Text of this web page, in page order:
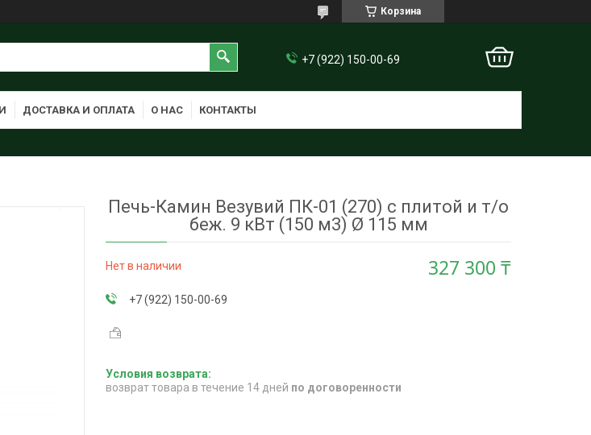
Корзина
+7 (922) 150-00-69
ДОСТАВКА И ОПЛАТА О НАС КОНТАКТЫ
Печь-Камин Везувий ПК-01 (270) с плитой и т/о
беж. 9 кВт (150 м3) Ø 115 мм
Нет в наличии 327 300 ₸
+7 (922) 150-00-69
возврат товара в течение 14 дней по договоренности